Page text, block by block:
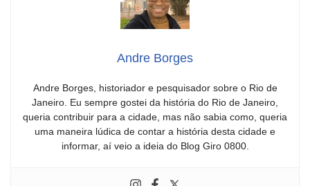
Andre Borges
Andre Borges, historiador e pesquisador sobre o Rio de
Janeiro. Eu sempre gostei da história do Rio de Janeiro,
queria contribuir para a cidade, mas não sabia como, queria
uma maneira lúdica de contar a história desta cidade e
informar, aí veio a ideia do Blog Giro 0800.